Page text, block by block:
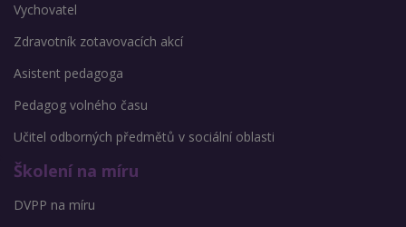
Vychovatel
Zdravotník zotavovacích akcí
Asistent pedagoga
Pedagog volného času
Učitel odborných předmětů v sociální oblasti
Školení na míru
DVPP na míru